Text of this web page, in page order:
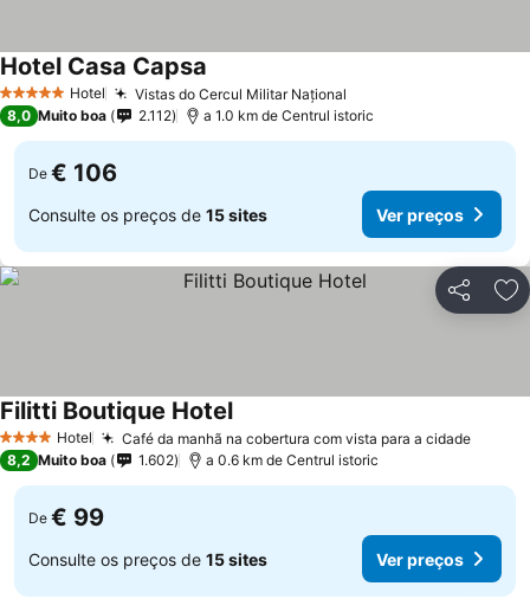
5 Estrelas Hotel Vistas do Cercul Militar Național
Hotel Casa Capsa
8,0 Muito boa 2.112 a 1.0 km de Centrul istoric
De € 106
Consulte os preços de 15 sites Ver preços
Partilhar
4 EstrelasHotel Café da manhã na cobertura com vista para a cidade
Filitti Boutique Hotel
8,2 Muito boa 1.602 a 0.6 km de Centrul istoric
De € 99
Consulte os preços de 15 sites Ver preços